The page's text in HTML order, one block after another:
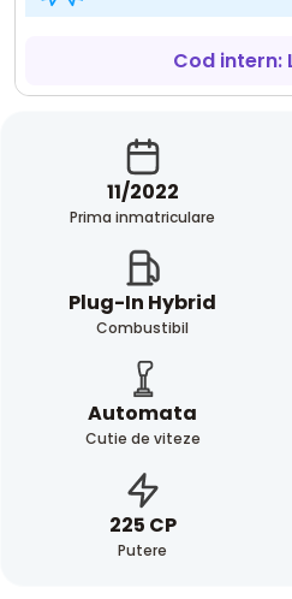
Cod intern:
11/2022
Prima inmatriculare
Plug-In Hybrid
Combustibil
Automata
Cutie de viteze
225 CP
Putere